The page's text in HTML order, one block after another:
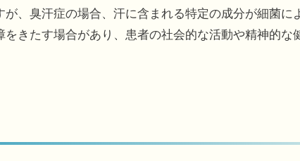
、臭汗症の場合、汗に含まれる特定の成分が細菌に
きたす場合があり、患者の社会的な活動や精神的な